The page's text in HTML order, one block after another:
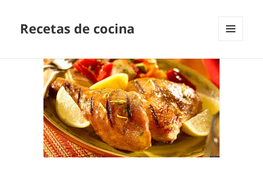
Recetas de cocina
WIDGETS